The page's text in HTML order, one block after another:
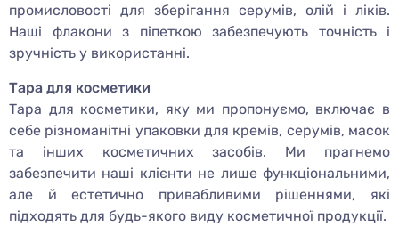
промисловості для зберігання серумів, олій і ліків.
Наші флакони з піпеткою забезпечують точність і
зручність у використанні.
Тара для косметики
Тара для косметики, яку ми пропонуємо, включає в
себе різноманітні упаковки для кремів, серумів, масок
та інших косметичних засобів. Ми прагнемо
забезпечити наші клієнти не лише функціональними,
але й естетично привабливими рішеннями, які
підходять для будь-якого виду косметичної продукції.